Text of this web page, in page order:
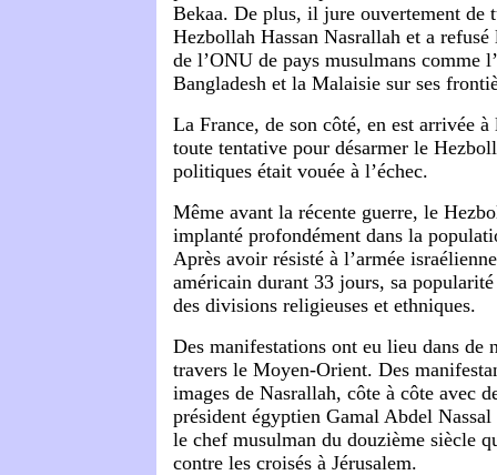
Bekaa. De plus, il jure ouvertement de
Hezbollah Hassan Nasrallah et a refusé
de l’ONU de pays musulmans comme
Bangladesh et la Malaisie sur ses
La France, de son côté, en est arrivée
toute tentative pour désarmer le
politiques était vouée à l’échec.
Même avant la récente guerre, le
implanté profondément dans la
Après avoir résisté à l’armée
américain durant 33 jours, sa popularité
des divisions religieuses et ethniques.
Des manifestations ont eu lieu dans de
travers le Moyen-Orient. Des
images de Nasrallah, côte à côte avec
président égyptien Gamal Abdel
le chef musulman du douzième siècle
contre les croisés à Jérusalem.